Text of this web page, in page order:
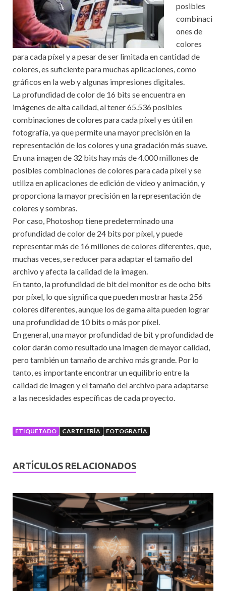
posibles
combinaci
ones de
colores
para cada píxel y a pesar de ser limitada en cantidad de
colores, es suficiente para muchas aplicaciones, como
gráficos en la web y algunas impresiones digitales.
La profundidad de color de 16 bits se encuentra en
imágenes de alta calidad, al tener 65.536 posibles
combinaciones de colores para cada píxel y es útil en
fotografía, ya que permite una mayor precisión en la
representación de los colores y una gradación más suave.
En una imagen de 32 bits hay más de 4.000 millones de
posibles combinaciones de colores para cada píxel y se
utiliza en aplicaciones de edición de video y animación, y
proporciona la mayor precisión en la representación de
colores y sombras.
Por caso, Photoshop tiene predeterminado una
profundidad de color de 24 bits por píxel, y puede
representar más de 16 millones de colores diferentes, que,
muchas veces, se reducer para adaptar el tamaño del
archivo y afecta la calidad de la imagen.
En tanto, la profundidad de bit del monitor es de ocho bits
por píxel, lo que significa que pueden mostrar hasta 256
colores diferentes, aunque los de gama alta pueden lograr
una profundidad de 10 bits o más por píxel.
En general, una mayor profundidad de bit y profundidad de
color darán como resultado una imagen de mayor calidad,
pero también un tamaño de archivo más grande. Por lo
tanto, es importante encontrar un equilibrio entre la
calidad de imagen y el tamaño del archivo para adaptarse
a las necesidades específicas de cada proyecto.
ETIQUETADO CARTELERÍA FOTOGRAFÍA
ARTÍCULOS RELACIONADOS